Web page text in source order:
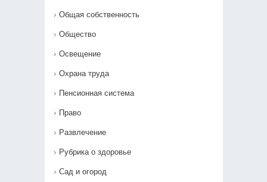
Общая собственность
Общество
Освещение
Охрана труда
Пенсионная система
Право
Развлечение
Рубрика о здоровье
Сад и огород